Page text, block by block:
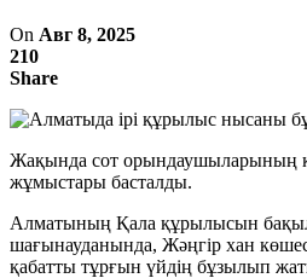
On Авг 8, 2025
210
Share
Жақында сот орындаушыларының
жұмыстары басталды.
Алматының Қала құрылысын
шағынауданында, Жәңгір хан
қабатты тұрғын үйдің бұзылып